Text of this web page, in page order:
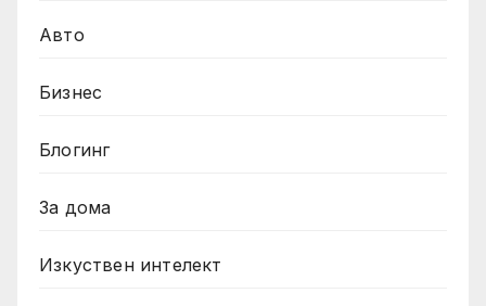
Авто
Бизнес
Блогинг
За дома
Изкуствен интелект